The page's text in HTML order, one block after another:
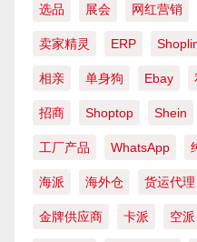
选品 展会 网红营销
卖家精灵 ERP
相亲 单身狗 Ebay
招商 Shoptop Shein
工厂产品 WhatsApp
海派 海外仓 货运代理
金牌供应商 卡派 空派